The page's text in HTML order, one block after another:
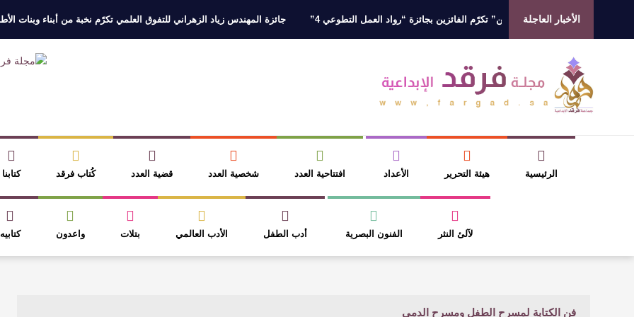
الأخبار العاجلة
وتشريف السديس “بر بني حسن” تكرّم الفائزين بجائزة “رواد العمل التطوعي 4” جائزة المهندس زياد الزهراني للتفوق العلمي تكرّم نخبة من أبناء وبنات الأطاولة
في رواية : ( على كف رتويت ) للدكتورة زينب الخضيري
الرئيسية هيئة التحرير الأعداد افتتاحية العدد شخصية العدد قضية العدد كُتاب فرقد كتابنا
لآلئ النثر الفنون البصرية أدب الطفل الأدب العالمي بتلات واعدون كتابيه
فن الكتابة لمسرح الطفل ومسرح الدمي